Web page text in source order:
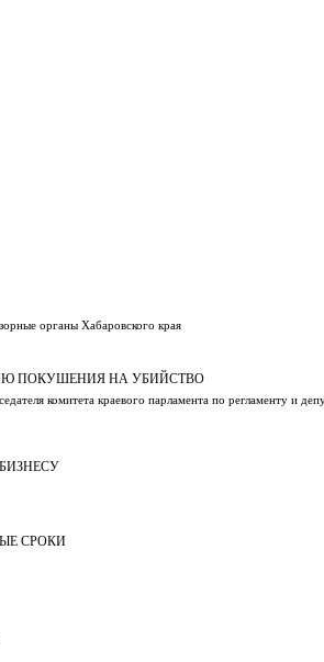
органы Хабаровского края
ПОКУШЕНИЯ НА УБИЙСТВО
комитета краевого парламента по регламенту и
СРОКИ